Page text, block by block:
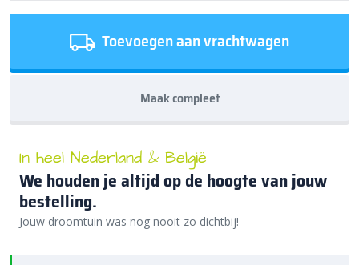
Toevoegen aan vrachtwagen
Maak compleet
In heel Nederland & België
We houden je altijd op de hoogte van jouw
bestelling.
Jouw droomtuin was nog nooit zo dichtbij!